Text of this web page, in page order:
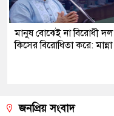
মানুষ বোঝেই না বিরোধী দল
কিসের বিরোধিতা করে: মান্না
জনপ্রিয় সংবাদ